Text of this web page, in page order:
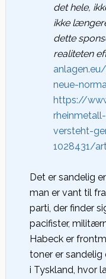
det hele,
ikke
dette
realiteten
neue-
https://
versteht-
1028431/
Det er sandelig
man er vant til
parti, der finder
pacifister,
Habeck er
toner er sandelig
i Tyskland, hvor